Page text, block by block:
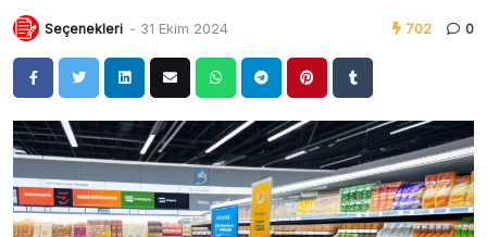
Seçenekleri - 31 Ekim 2024 702 0